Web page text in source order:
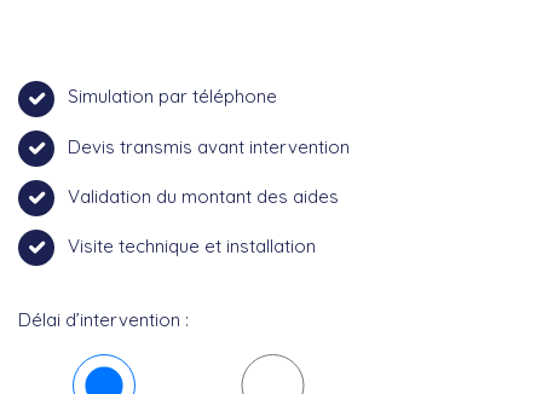
Simulation par téléphone
Devis transmis avant intervention
Validation du montant des aides
Visite technique et installation
Délai d’intervention :